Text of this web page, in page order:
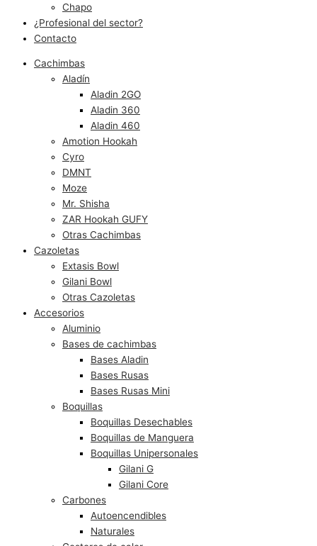
Chapo
¿Profesional del sector?
Contacto
Cachimbas
Aladín
Aladin 2GO
Aladin 360
Aladin 460
Amotion Hookah
Cyro
DMNT
Moze
Mr. Shisha
ZAR Hookah GUFY
Otras Cachimbas
Cazoletas
Extasis Bowl
Gilani Bowl
Otras Cazoletas
Accesorios
Aluminio
Bases de cachimbas
Bases Aladin
Bases Rusas
Bases Rusas Mini
Boquillas
Boquillas Desechables
Boquillas de Manguera
Boquillas Unipersonales
Gilani G
Gilani Core
Carbones
Autoencendibles
Naturales